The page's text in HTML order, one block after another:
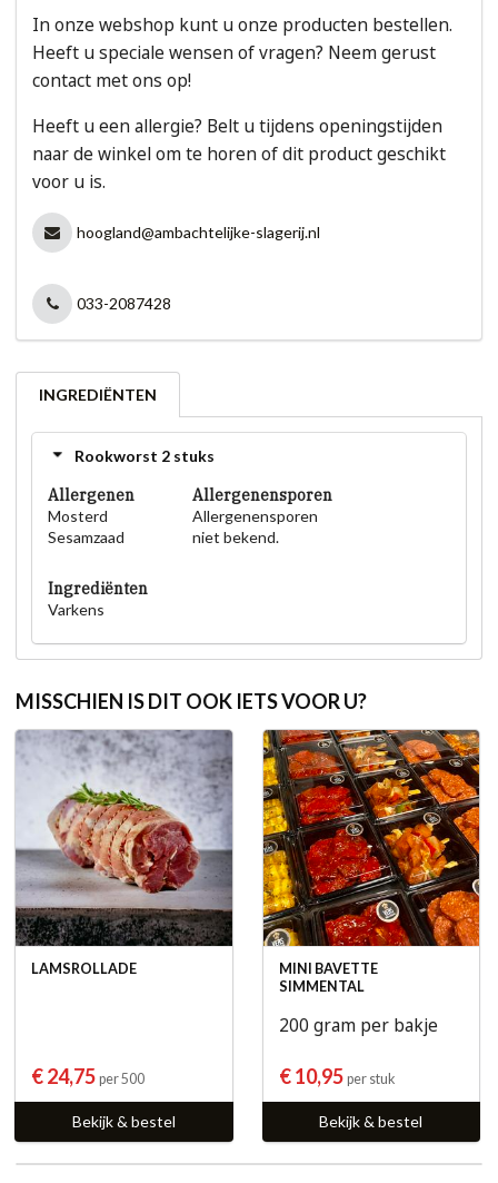
In onze webshop kunt u onze producten bestellen.
Heeft u speciale wensen of vragen? Neem gerust
contact met ons op!
Heeft u een allergie? Belt u tijdens openingstijden
naar de winkel om te horen of dit product geschikt
voor u is.
hoogland@ambachtelijke-slagerij.nl
033-2087428
INGREDIËNTEN
Rookworst 2 stuks
Allergenen
Mosterd
Sesamzaad
Allergenensporen
Allergenensporen
niet bekend.
Ingrediënten
Varkens
MISSCHIEN IS DIT OOK IETS VOOR U?
LAMSROLLADE
€ 24,75 per 500
Bekijk & bestel
MINI BAVETTE
SIMMENTAL
200 gram per bakje
€ 10,95 per stuk
Bekijk & bestel